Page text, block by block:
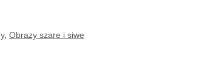
, Obrazy szare i siwe